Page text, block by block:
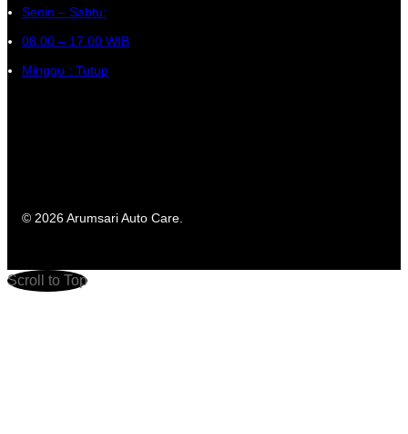
Senin – Sabtu:
08.00 – 17.00 WIB
Minggu : Tutup
© 2026 Arumsari Auto Care.
Scroll to Top